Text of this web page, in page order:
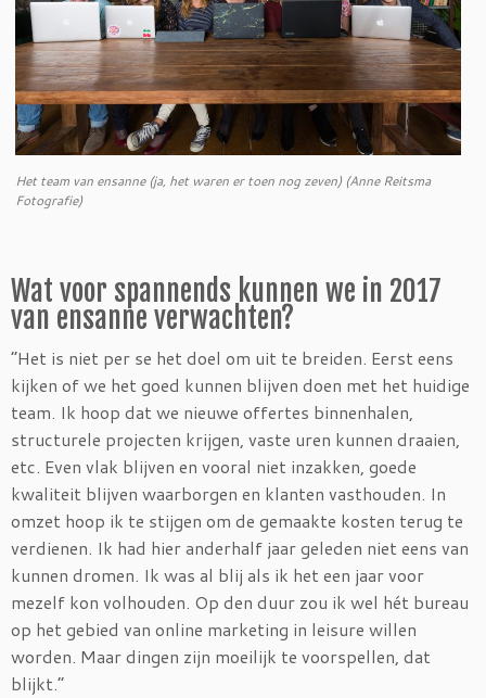
Het team van ensanne (ja, het waren er toen nog zeven) (Anne Reitsma
Fotografie)
Wat voor spannends kunnen we in 2017
van ensanne verwachten?
“Het is niet per se het doel om uit te breiden. Eerst eens
kijken of we het goed kunnen blijven doen met het huidige
team. Ik hoop dat we nieuwe offertes binnenhalen,
structurele projecten krijgen, vaste uren kunnen draaien,
etc. Even vlak blijven en vooral niet inzakken, goede
kwaliteit blijven waarborgen en klanten vasthouden. In
omzet hoop ik te stijgen om de gemaakte kosten terug te
verdienen. Ik had hier anderhalf jaar geleden niet eens van
kunnen dromen. Ik was al blij als ik het een jaar voor
mezelf kon volhouden. Op den duur zou ik wel hét bureau
op het gebied van online marketing in leisure willen
worden. Maar dingen zijn moeilijk te voorspellen, dat
blijkt.”